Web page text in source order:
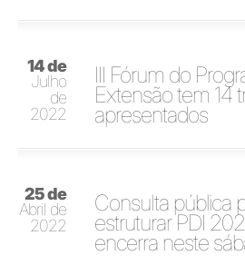
14 de
Julho
de
2022
III Fórum do
Extensão tem 14
apresentados
25 de
Abril de
2022
Consulta pública
estruturar PDI
encerra neste